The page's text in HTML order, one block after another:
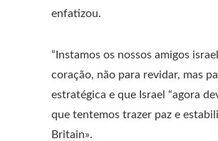
enfatizou.
“Instamos os nossos amigos
coração, não para revidar, mas
estratégica e que Israel “agora
que tentemos trazer paz e
Britain».